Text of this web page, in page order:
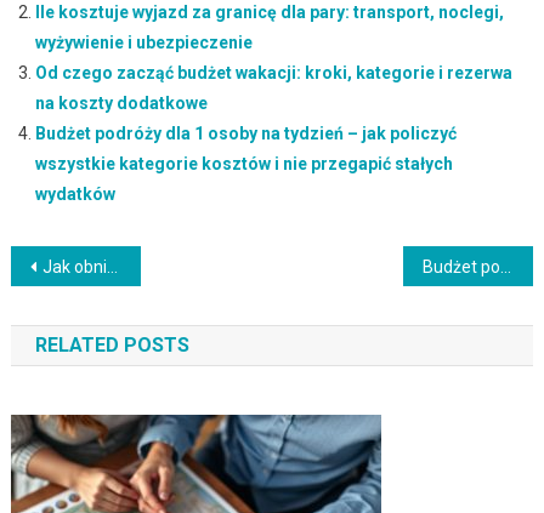
Ile kosztuje wyjazd za granicę dla pary: transport, noclegi,
wyżywienie i ubezpieczenie
Od czego zacząć budżet wakacji: kroki, kategorie i rezerwa
na koszty dodatkowe
Budżet podróży dla 1 osoby na tydzień – jak policzyć
wszystkie kategorie kosztów i nie przegapić stałych
wydatków
Nawigacja
wpisu
Jak obniżyć budżet podróży dla 1 osoby – plan kosztów i sposoby na niedoszacowanie
RELATED POSTS